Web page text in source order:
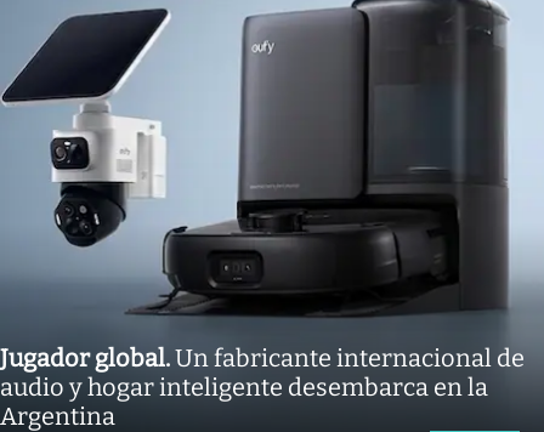
Jugador global.Un fabricante internacional de
audio y hogar inteligente desembarca en la
Argentina